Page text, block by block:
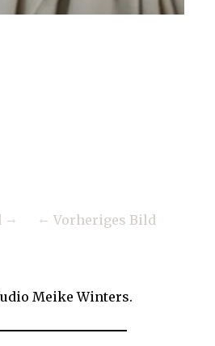
Vorheriges Bild
Meike Winters.